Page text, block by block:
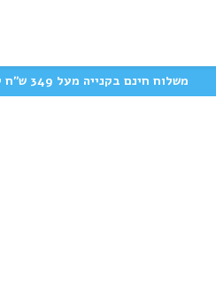
משלוח חינם בקנייה מעל 349 ש״ח לכתובת אחת 🚗